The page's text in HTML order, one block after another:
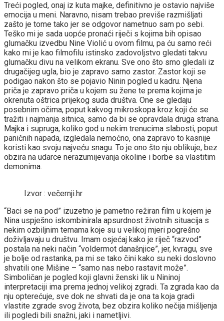
Treći pogled, onaj iz kuta majke, definitivno je ostavio najviše
emocija u meni. Naravno, nisam trebao previše razmišljati
zašto je tome tako jer se odgovor nametnuo sam po sebi.
Teško mi je sada uopće pronaći riječi s kojima bih opisao
glumačku izvedbu Nine Violić u ovom filmu, pa ću samo reći
kako mi je kao filmofilu istinsko zadovoljstvo gledati takvu
glumačku divu na velikom ekranu. Sve ono što smo gledali iz
drugačijeg ugla, bio je zapravo samo zastor. Zastor koji se
podigao nakon što se pojavio Ninin pogled u kadru. Njena
priča je zapravo priča u kojem su žene te prema kojima je
okrenuta oštrica prijekog suda društva. One se gledaju
posebnim očima, poput kakvog mikroskopa kroz koji će se
tražiti i najmanja sitnica, samo da bi se opravdala druga strana.
Majka i supruga, koliko god u nekim trenucima slabosti, poput
paničnih napada, izgledala nemoćno, ona zapravo to kasnije
koristi kao svoju najveću snagu. To je ono što nju oblikuje, bez
obzira na udarce nerazumijevanja okoline i borbe sa vlastitim
demonima.
Izvor : večernji.hr
“Baci se na pod” izuzetno je pametno režiran film u kojem je
Nina uspješno iskombinirala apsurdnost životnih situacija s
nekim ozbiljnim temama koje su u velikoj mjeri pogrešno
doživljavaju u društvu. Imam osjećaj kako je riječ “razvod”
postala na neki način “voldermot današnjice”, jer, kvragu, sve
je bolje od rastanka, pa mi se tako čini kako su neki doslovno
shvatili one Mišine – “samo nas nebo rastavit može”.
Simboličan je pogled koji glavni ženski lik u Nininoj
interpretaciji ima prema jednoj velikoj zgradi. Ta zgrada kao da
nju opterećuje, sve dok ne shvati da je ona ta koja gradi
vlastite zgrade svog života, bez obzira koliko nečija mišljenja
ili pogledi bili snažni, jaki i nametljivi.